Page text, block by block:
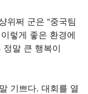
위쩌 군은 “중국팀
렇게 좋은 환경에
말 큰 행복이
기쁘다. 대회를 열